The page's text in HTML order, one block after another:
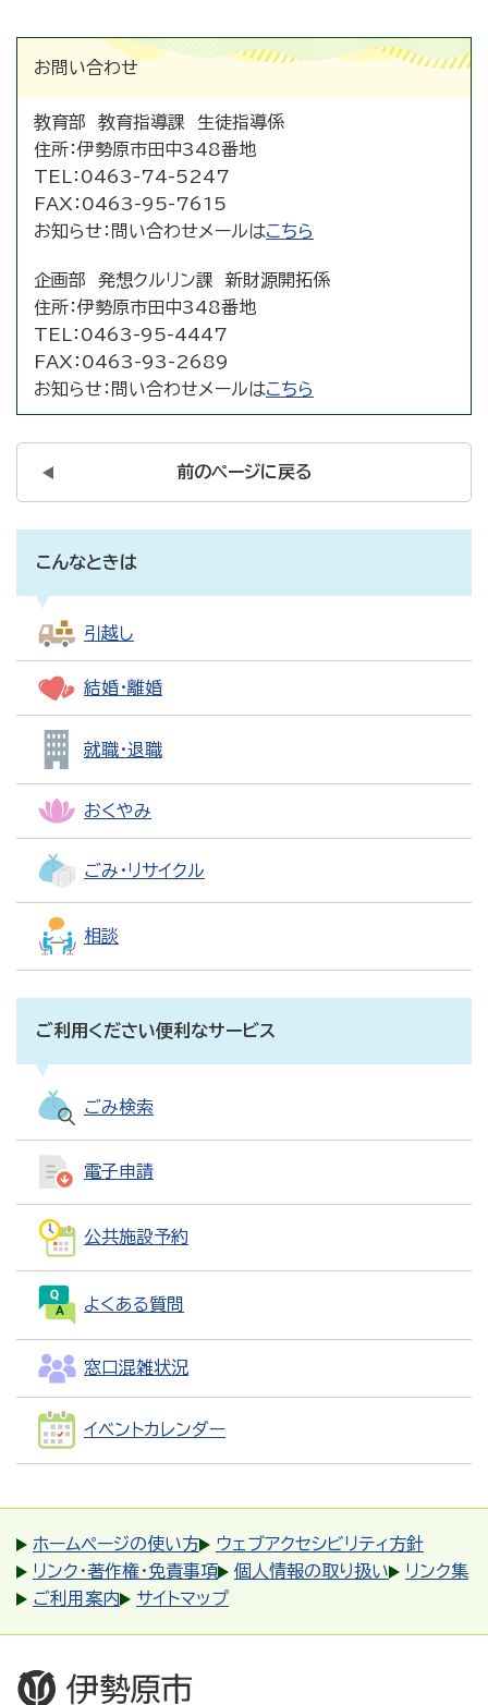
お問い合わせ
教育部 教育指導課 生徒指導係
住所：伊勢原市田中348番地
TEL： 0463-74-5247
FAX： 0463-95-7615
お知らせ： 問い合わせメールはこちら
企画部 発想クルリン課 新財源開拓係
住所：伊勢原市田中348番地
TEL： 0463-95-4447
FAX： 0463-93-2689
お知らせ： 問い合わせメールはこちら
前のページに戻る
こんなときは
引越し
結婚・離婚
就職・退職
おくやみ
ごみ・リサイクル
相談
ご利用ください便利なサービス
ごみ検索
電子申請
公共施設予約
よくある質問
窓口混雑状況
イベントカレンダー
ホームページの使い方
ウェブアクセシビリティ方針
リンク・著作権・免責事項
個人情報の取り扱い
リンク集
ご利用案内
サイトマップ